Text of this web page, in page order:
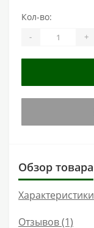
Кол-во:
- +
Обзор товара
Характеристики
Отзывов (1)